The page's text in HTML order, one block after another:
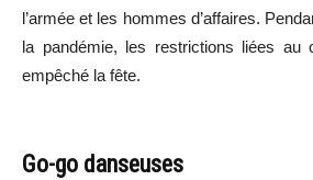
l’armée et les hommes d’affaires.
la pandémie, les restrictions liées au
empêché la fête.
Go-go danseuses